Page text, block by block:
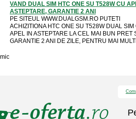
VAND DUAL SIM HTC ONE SU T528W CU
ASTEPTARE, GARANTIE 2 ANI
PE SITEUL WWW.DUALGSM.RO PUTETI
ACHIZITIONA HTC ONE SU T528W DUAL SIM
APEL IN ASTEPTARE LA CEL MAI BUN PRET
GARANTIE 2 ANI DE ZILE, PENTRU MAI
mic